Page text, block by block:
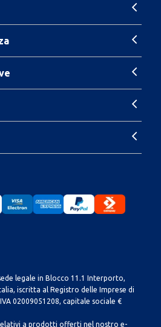
legale in Blocco 11.1 Interporto,
iscritta al Registro delle Imprese di
02009051208, capitale sociale €
a prodotti offerti nel nostro e-